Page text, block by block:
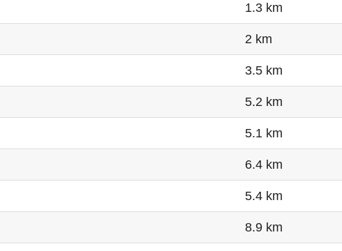
1.3 km
2 km
3.5 km
5.2 km
5.1 km
6.4 km
5.4 km
8.9 km